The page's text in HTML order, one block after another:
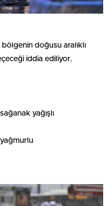
doğusu aralıklı
iddia ediliyor.
yağışlı
yağmurlu